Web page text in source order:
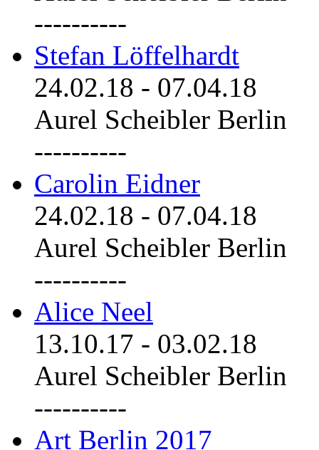
----------
Stefan Löffelhardt
24.02.18 - 07.04.18
Aurel Scheibler Berlin
----------
Carolin Eidner
24.02.18 - 07.04.18
Aurel Scheibler Berlin
----------
Alice Neel
13.10.17 - 03.02.18
Aurel Scheibler Berlin
----------
Art Berlin 2017